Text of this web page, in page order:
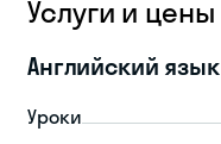
Услуги и цены
Английский язык
Уроки